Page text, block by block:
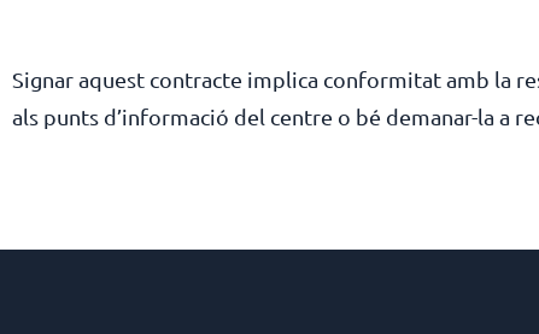
Signar aquest contracte implica conformitat amb la
als punts d’informació del centre o bé demanar-la a